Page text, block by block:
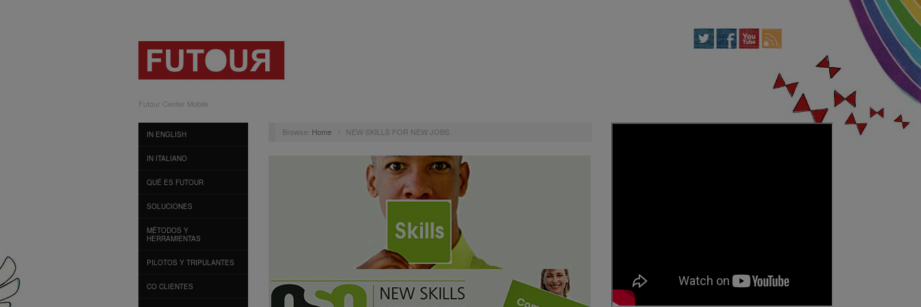
Futour Center Mobile
IN ENGLISH
IN ITALIANO
QUÉ ES FUTOUR
SOLUCIONES
MÉTODOS Y
HERRAMIENTAS
PILOTOS Y TRIPULANTES
CO CLIENTES
Browse: Home NEW SKILLS FOR NEW JOBS